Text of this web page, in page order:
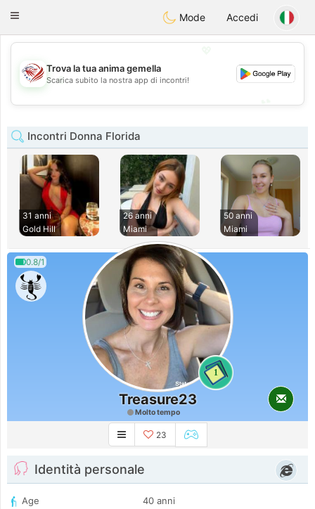
StatesDating
Toggle
Mode Accedi
💖
💕
Trova la tua anima gemella
Scarica subito la nostra app di incontri!
Incontri Donna Florida
31 anni
Gold Hill
26 anni
Miami
50 anni
Miami
0.8/1
1
Treasure23
Molto tempo
23
Identità personale
Age
40 anni